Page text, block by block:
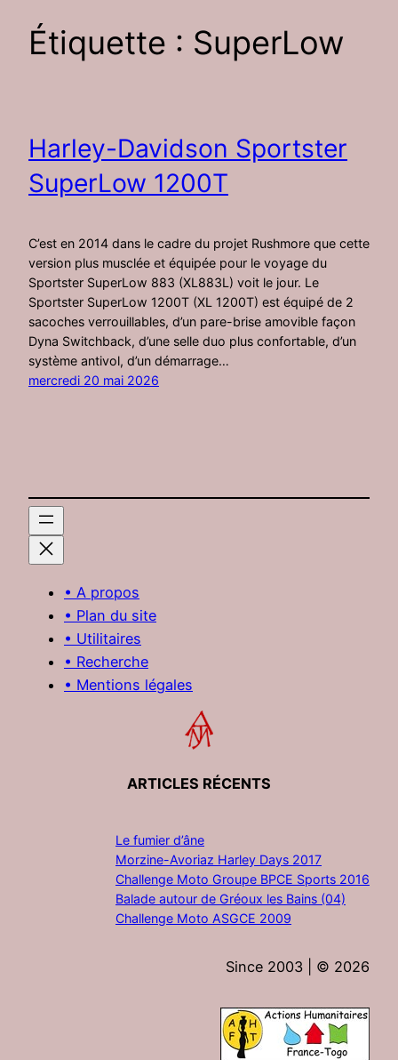
Étiquette : SuperLow
Harley-Davidson Sportster
SuperLow 1200T
C’est en 2014 dans le cadre du projet Rushmore que cette
version plus musclée et équipée pour le voyage du
Sportster SuperLow 883 (XL883L) voit le jour. Le
Sportster SuperLow 1200T (XL 1200T) est équipé de 2
sacoches verrouillables, d’un pare-brise amovible façon
Dyna Switchback, d’une selle duo plus confortable, d’un
système antivol, d’un démarrage…
mercredi 20 mai 2026
• A propos
• Plan du site
• Utilitaires
• Recherche
• Mentions légales
ARTICLES RÉCENTS
Le fumier d’âne
Morzine-Avoriaz Harley Days 2017
Challenge Moto Groupe BPCE Sports 2016
Balade autour de Gréoux les Bains (04)
Challenge Moto ASGCE 2009
Since 2003 | © 2026